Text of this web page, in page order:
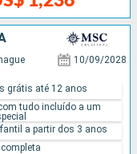
10/09/2028
grátis até 12 anos
tudo incluído a um
a partir dos 3 anos